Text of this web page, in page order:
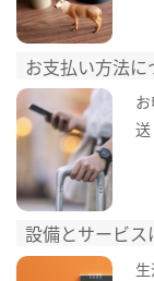
お支払い方法に
送
設備とサービス